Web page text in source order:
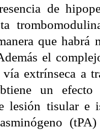
de
que habrá
el
extrínseca a
un
lesión tisular e